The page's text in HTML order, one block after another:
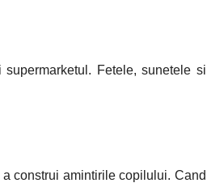
Fetele, sunetele si
construi amintirile copilului. Cand